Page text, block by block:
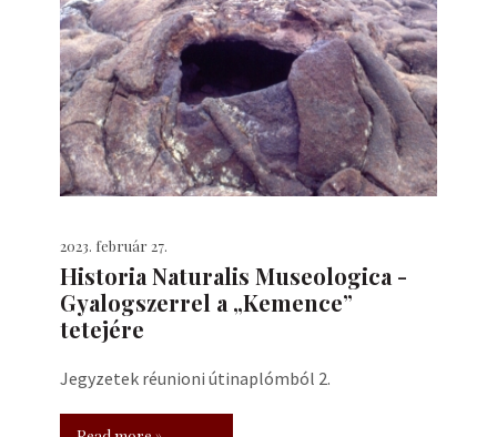
2023. február 27.
Historia Naturalis Museologica -
Gyalogszerrel a „Kemence”
tetejére
Jegyzetek réunioni útinaplómból 2.